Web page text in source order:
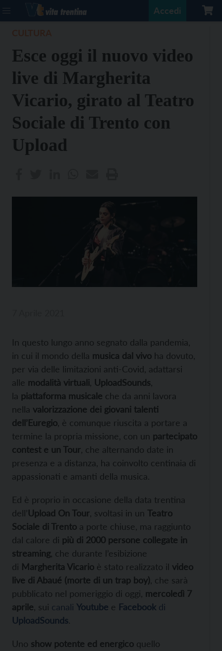
Accedi
Esce oggi il nuovo video
live di Margherita
Vicario, girato al Teatro
Sociale di Trento con
Upload
In questo lungo anno segnato dalla pandemia,
in cui il mondo della musica dal vivo ha dovuto,
per via delle limitazioni anti-Covid, adattarsi
alle modalità virtuali UploadSounds
la piattaforma musicale che da anni lavora
nella valorizzazione dei giovani talenti
dell’Euregio , è comunque riuscita a portare a
termine la propria missione, con un partecipato
contest e un Tour , che alternando date in
presenza e a distanza, ha coinvolto centinaia di
appassionati e amanti della musica.
Ed è proprio in occasione della data trentina
dell’Upload On Tour , svoltasi in un Teatro
Sociale di Trento a porte chiuse, ma raggiunto
dal calore di più di 2000 persone collegate in
streaming , che durante l’esibizione
di Margherita Vicario è stato realizzato il video
live di Abaué (morte di un trap boy) , che sarà
pubblicato nel pomeriggio di oggi, mercoledì 7
aprile , sui canali Youtube e Facebook di
UploadSounds.
Uno show potente ed energico quello